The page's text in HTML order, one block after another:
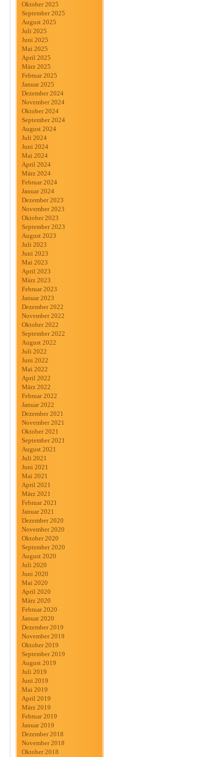
Oktober 2025
September 2025
August 2025
Juli 2025
Juni 2025
Mai 2025
April 2025
März 2025
Februar 2025
Januar 2025
Dezember 2024
November 2024
Oktober 2024
September 2024
August 2024
Juli 2024
Juni 2024
Mai 2024
April 2024
März 2024
Februar 2024
Januar 2024
Dezember 2023
November 2023
Oktober 2023
September 2023
August 2023
Juli 2023
Juni 2023
Mai 2023
April 2023
März 2023
Februar 2023
Januar 2023
Dezember 2022
November 2022
Oktober 2022
September 2022
August 2022
Juli 2022
Juni 2022
Mai 2022
April 2022
März 2022
Februar 2022
Januar 2022
Dezember 2021
November 2021
Oktober 2021
September 2021
August 2021
Juli 2021
Juni 2021
Mai 2021
April 2021
März 2021
Februar 2021
Januar 2021
Dezember 2020
November 2020
Oktober 2020
September 2020
August 2020
Juli 2020
Juni 2020
Mai 2020
April 2020
März 2020
Februar 2020
Januar 2020
Dezember 2019
November 2019
Oktober 2019
September 2019
August 2019
Juli 2019
Juni 2019
Mai 2019
April 2019
März 2019
Februar 2019
Januar 2019
Dezember 2018
November 2018
Oktober 2018